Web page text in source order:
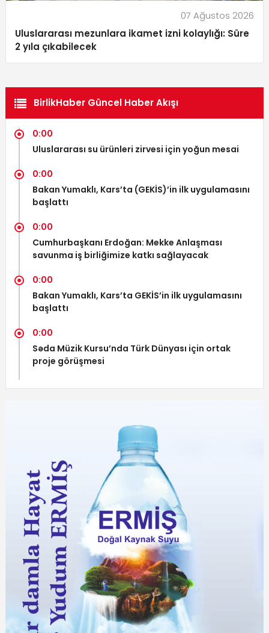
07 Ağustos 2026
Uluslararası mezunlara ikamet izni kolaylığı: Süre
2 yıla çıkabilecek
BirlikHaber Güncel Haber Akışı
0:00
Uluslararası su ürünleri zirvesi için yoğun mesai
0:00
Bakan Yumaklı, Kars’ta (GEKİS)’in ilk uygulamasını
başlattı
0:00
Cumhurbaşkanı Erdoğan: Mekke Anlaşması
savunma iş birliğimize katkı sağlayacak
0:00
Bakan Yumaklı, Kars’ta GEKİS’in ilk uygulamasını
başlattı
0:00
Səda Müzik Kursu’nda Türk Dünyası için ortak
proje görüşmesi